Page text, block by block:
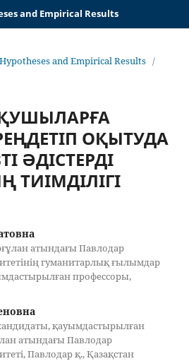
and Empirical Results
and Empirical Results /
ОҚЫТУДА
ӘДІСТЕРДІ
ТИІМДІЛІГІ
атындағы Павлодар
гуманитарлық ғылымдар
профессоры,
қауымдастырылған
атындағы Павлодар
Павлодар қ., Қазақстан